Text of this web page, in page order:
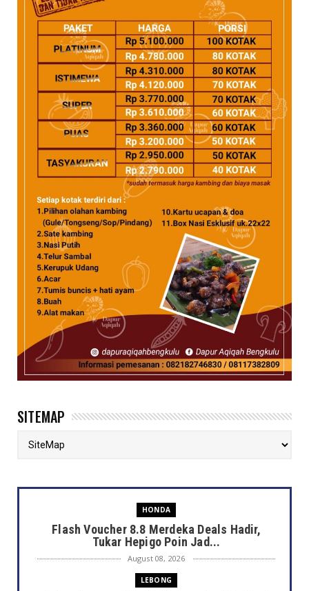
SITEMAP
HONDA
Flash Voucher 8.8 Merdeka Deals Hadir,
Tukar Hepigo Poin Jad...
August 08, 2026
LEBONG